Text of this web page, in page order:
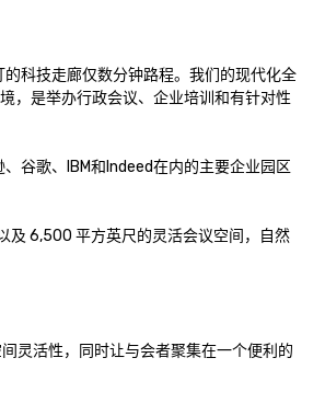
科技走廊仅数分钟路程。我们的现代化全
，是举办行政会议、企业培训和有针对性
谷歌、IBM和Indeed在内的主要企业园区
及 6,500 平方英尺的灵活会议空间，自然
灵活性，同时让与会者聚集在一个便利的